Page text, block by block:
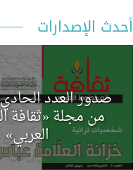
أحدث الإصدارات
من مجلة «ثقافة
العربي»